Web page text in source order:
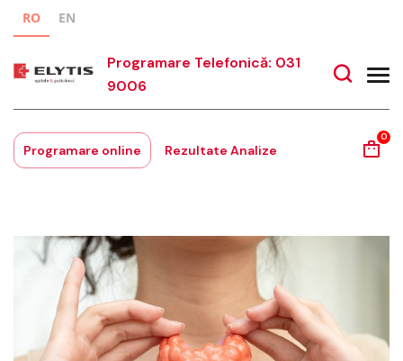
RO EN
Programare Telefonică: 031
9006
Programare online Rezultate Analize
0